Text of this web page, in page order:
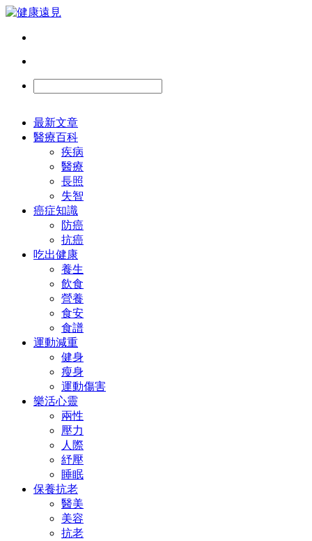
最新文章
醫療百科
疾病
醫療
長照
失智
癌症知識
防癌
抗癌
吃出健康
養生
飲食
營養
食安
食譜
運動減重
健身
瘦身
運動傷害
樂活心靈
兩性
壓力
人際
紓壓
睡眠
保養抗老
醫美
美容
抗老